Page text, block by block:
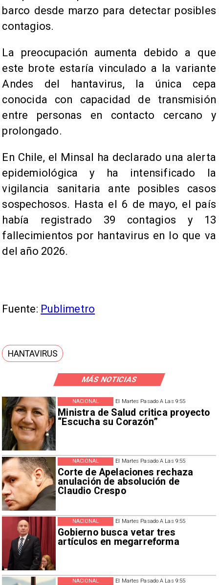
MÁS NOTICIAS
El Martes Pasado A Las 9:55
Ministra de Salud critica proyecto
“Escucha su Corazón”
NACIONAL
El Martes Pasado A Las 9:55
Corte de Apelaciones rechaza
anulación de absolución de
Claudio Crespo
NACIONAL
El Martes Pasado A Las 9:55
Gobierno busca vetar tres
artículos en megarreforma
NACIONAL
El Martes Pasado A Las 9:55
NACIONAL
barco desde marzo para detectar posibles
contagios.
La preocupación aumenta debido a que
este brote estaría vinculado a la variante
Andes del hantavirus, la única cepa
conocida con capacidad de transmisión
entre personas en contacto cercano y
prolongado.
En Chile, el Minsal ha declarado una alerta
epidemiológica y ha intensificado la
vigilancia sanitaria ante posibles casos
sospechosos. Hasta el 6 de mayo, el país
había registrado 39 contagios y 13
fallecimientos por hantavirus en lo que va
del año 2026.
Fuente: Publimetro
HANTAVIRUS